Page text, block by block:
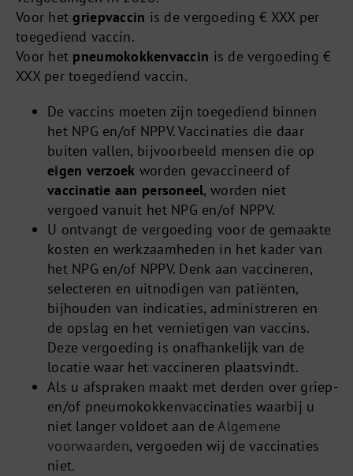
Voor hetgriepvaccin is de vergoeding € XXX per
toegediend vaccin.
Voor het pneumokokkenvaccin is de vergoeding €
XXX per toegediend vaccin.
De vaccins moeten zijn toegediend binnen
het NPG en/of NPPV. Vaccinaties die daar
buiten vallen, bijvoorbeeld mensen die op
eigen verzoek worden gevaccineerd of
vaccinatie aan personeel, worden niet
vergoed vanuit het NPG en/of NPPV.
U ontvangt de vergoeding voor de gemaakte
kosten en werkzaamheden in het kader van
het NPG en/of NPPV. Denk aan vaccineren,
selecteren en uitnodigen van patiënten,
bijhouden van indicaties, administreren en
de opslag en het vernietigen van vaccins.
Deze vergoeding is onafhankelijk van de
locatie waar het vaccineren plaatsvindt.
Als u afspraken maakt met derden over griep-
en/of pneumokokkenvaccinaties waarbij u
niet langer voldoet aan deAlgemene
voorwaarden, vergoeden wij de vaccinaties
niet.